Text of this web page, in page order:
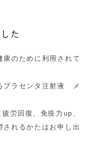
た
のために利用されて
プラセンタ注射液 メ
労回復、免疫力up、
れるかたはお申し出